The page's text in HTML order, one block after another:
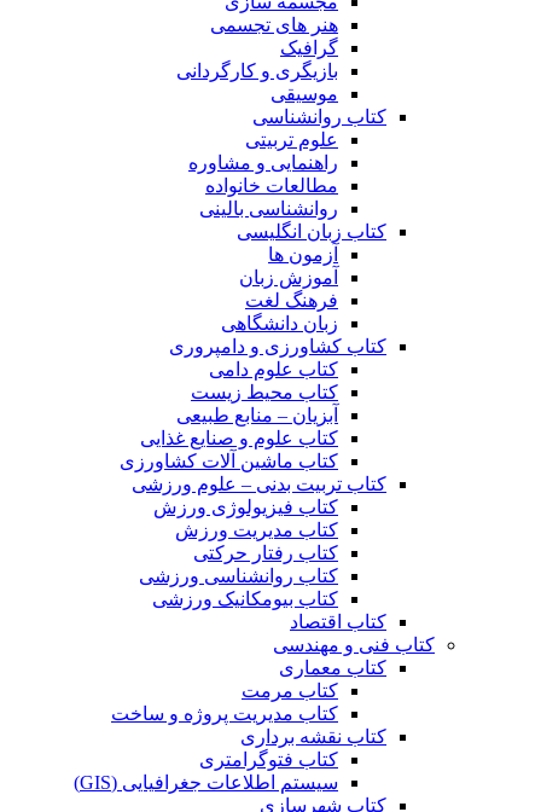
هنر های تجسمی
گرافیک
بازیگری و کارگردانی
موسیقی
کتاب روانشناسی
علوم تربیتی
راهنمایی و مشاوره
مطالعات خانواده
روانشناسی بالینی
کتاب زبان انگلیسی
آزمون ها
آموزش زبان
فرهنگ لغت
زبان دانشگاهی
کتاب کشاورزی و دامپروری
کتاب علوم دامی
کتاب محیط زیست
آبزیان – منابع طبیعی
کتاب علوم و صنایع غذایی
کتاب ماشین آلات کشاورزی
کتاب تربیت بدنی – علوم ورزشی
کتاب فیزیولوژی ورزش
کتاب مدیریت ورزش
کتاب رفتار حرکتی
کتاب روانشناسی ورزشی
کتاب بیومکانیک ورزشی
کتاب اقتصاد
کتاب فنی و مهندسی
کتاب معماری
کتاب مرمت
کتاب مدیریت پروژه و ساخت
کتاب نقشه برداری
کتاب فتوگرامتری
سیستم اطلاعات جغرافیایی (GIS)
کتاب شهرسازی